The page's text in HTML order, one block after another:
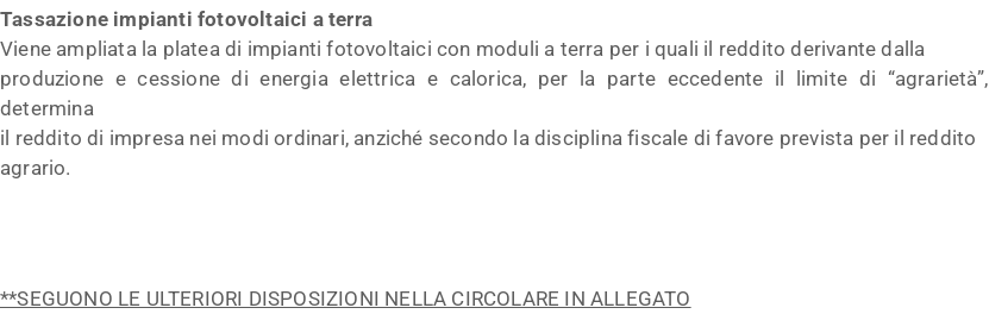
Tassazione impianti fotovoltaici a terra
Viene ampliata la platea di impianti fotovoltaici con moduli a terra per i quali il reddito derivante dalla
produzione e cessione di energia elettrica e calorica, per la parte eccedente il limite di “agrarietà”,
determina
il reddito di impresa nei modi ordinari, anziché secondo la disciplina fiscale di favore prevista per il reddito
agrario.
**SEGUONO LE ULTERIORI DISPOSIZIONI NELLA CIRCOLARE IN ALLEGATO